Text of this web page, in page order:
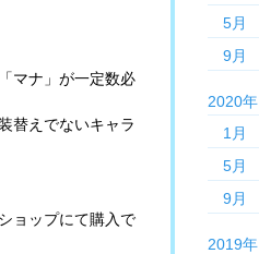
マナ」が一定数必
替えでないキャラ
ョップにて購入で
5月
9月
2020年
1月
5月
9月
2019年